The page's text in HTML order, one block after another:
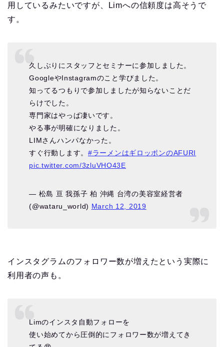
用しているみたいですが、Limへの信頼度は高そうで
す。
久しぶりにスタッフとセミナーに参加しました。
GoogleやInstagramのこと学びました。
知ってるつもりで参加しましたが知らないことだ
らけでした。
専門家はやっぱ凄いです。
やる事が明確になりました。
LIMさんハンパなかった。
すぐ行動します。 #ラーメンはギロッポンのAFURI
pic.twitter.com/3zluVHO43E
— 松島 亘 我孫子 柏 沖縄 台湾の美容室経営者
(@wataru_world) March 12, 2019
インスタグラムのフォロワー数が増えたという実際に
利用者の声も。
Limのインスタ自動フォローを
使い始めてから圧倒的にフォロワー数が増えてき